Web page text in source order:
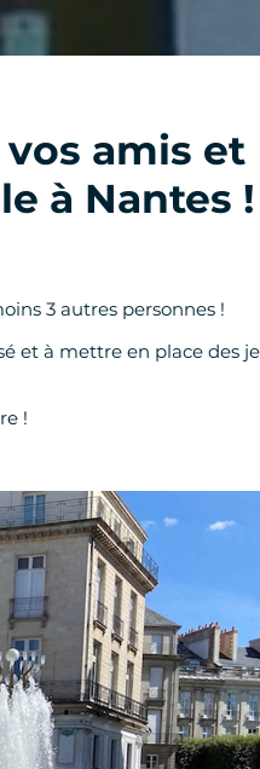
amis et
à Nantes !
3 autres personnes !
et à mettre en place des
!